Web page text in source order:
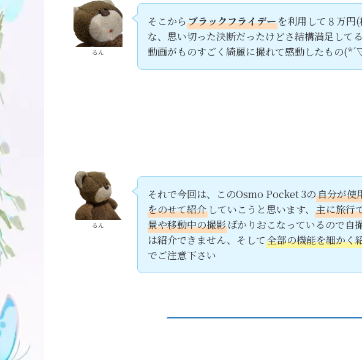
るん
そこから ブラックフライデーを利用して８万円
な、思い切った決断だったけどさ結構満足してる
動画がものすごく綺麗に撮れて感動したもの
るん
それで今回は、このOsmo Pocket 3の自分が使
をのせて紹介 していこうと思います、 主に旅行
景や移動中の撮影ばかりおこなっているので自
は紹介できません、そして全部の機能を細かく
でご注意下さい